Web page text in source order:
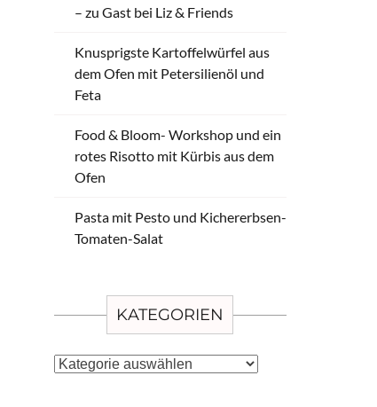
– zu Gast bei Liz & Friends
Knusprigste Kartoffelwürfel aus
dem Ofen mit Petersilienöl und
Feta
Food & Bloom- Workshop und ein
rotes Risotto mit Kürbis aus dem
Ofen
Pasta mit Pesto und Kichererbsen-
Tomaten-Salat
KATEGORIEN
Kategorien